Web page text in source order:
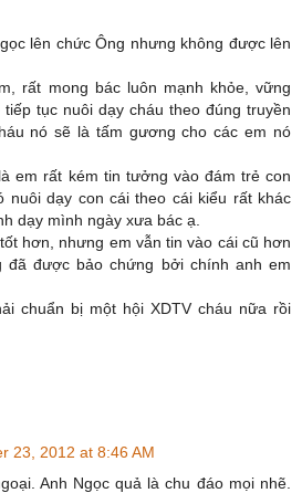
lên chức Ông nhưng không được lên
rất mong bác luôn mạnh khỏe, vững
tục nuôi dạy cháu theo đúng truyền
nó sẽ là tấm gương cho các em nó
em rất kém tin tưởng vào đám trẻ con
nuôi dạy con cái theo cái kiểu rất khác
dạy mình ngày xưa bác ạ.
hơn, nhưng em vẫn tin vào cái cũ hơn
đã được bảo chứng bởi chính anh em
chuẩn bị một hội XDTV cháu nữa rồi
23, 2012 at 8:46 AM
Anh Ngọc quả là chu đáo mọi nhẽ.